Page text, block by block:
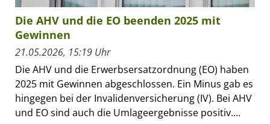
Die AHV und die EO beenden 2025 mit
Gewinnen
21.05.2026, 15:19 Uhr
Die AHV und die Erwerbsersatzordnung (EO) haben
2025 mit Gewinnen abgeschlossen. Ein Minus gab es
hingegen bei der Invalidenversicherung (IV). Bei AHV
und EO sind auch die Umlageergebnisse positiv....